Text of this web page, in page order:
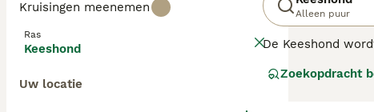
Kruisingen meenemen
Ras
Keeshond
Uw locatie
Alleen puur
De Keeshond
verschijning en
Zoekopdracht